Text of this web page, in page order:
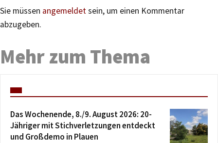
Sie müssen angemeldetsein, um einen Kommentar
abzugeben.
Mehr zum Thema
Das Wochenende, 8./9. August 2026: 20-
Jähriger mit Stichverletzungen entdeckt
und Großdemo in Plauen